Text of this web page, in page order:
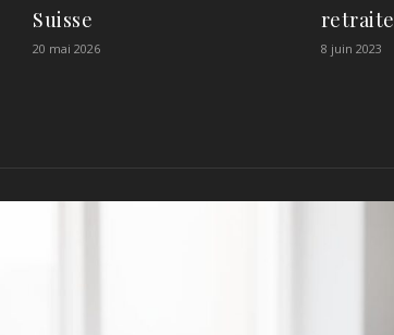
Suisse
20 mai 2026
retraite
8 juin 2023